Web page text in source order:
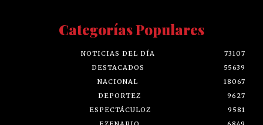
Categorías Populares
NOTICIAS DEL DÍA
73107
DESTACADOS
55639
NACIONAL
18067
DEPORTEZ
9627
ESPECTÁCULOZ
9581